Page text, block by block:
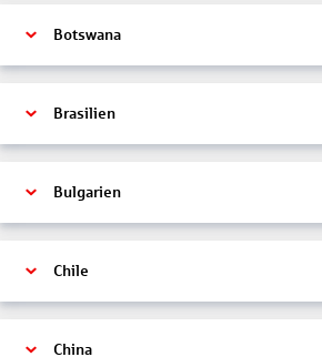
Botswana
Brasilien
Bulgarien
Chile
China